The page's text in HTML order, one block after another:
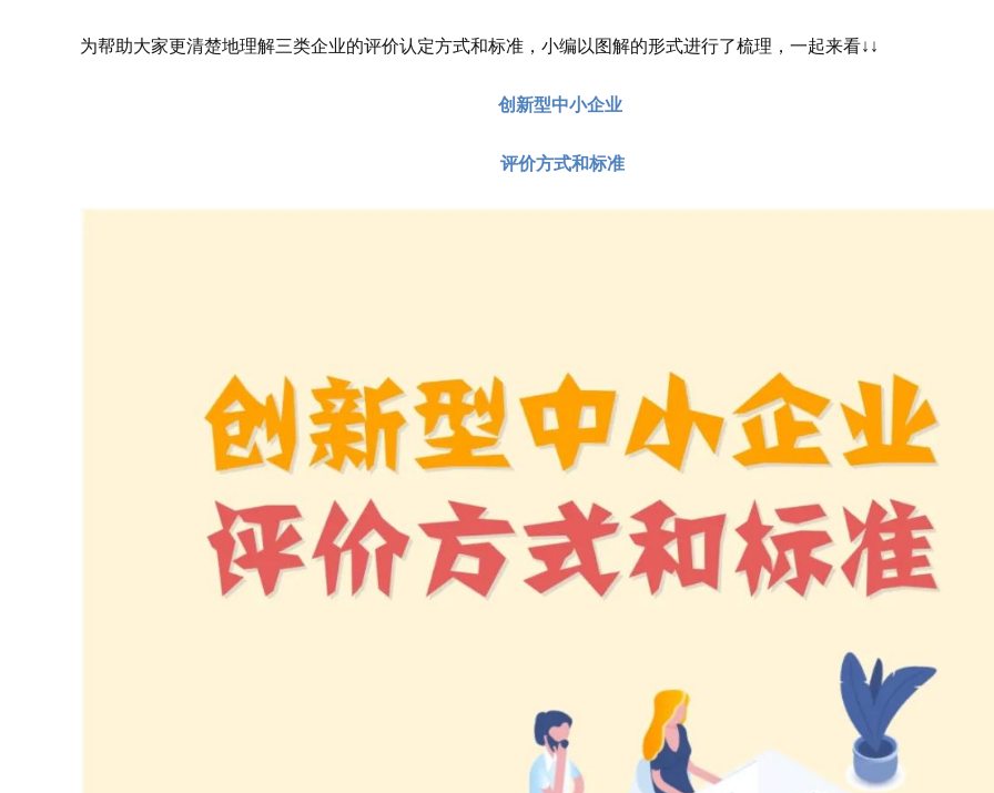
为帮助大家更清楚地理解三类企业的评价认定方式和标准，小编以图解的形式进行了梳理，一起来看↓↓
创新型中小企业
评价方式和标准